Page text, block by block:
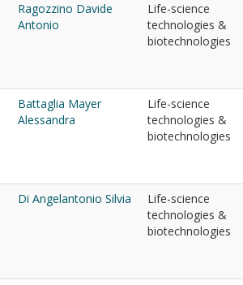
Ragozzino Davide
Antonio
Life-science
technologies &
biotechnologies
Battaglia Mayer
Alessandra
Life-science
technologies &
biotechnologies
Di Angelantonio Silvia
Life-science
technologies &
biotechnologies